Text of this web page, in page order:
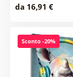
da 16,91 €
Sconto -20%